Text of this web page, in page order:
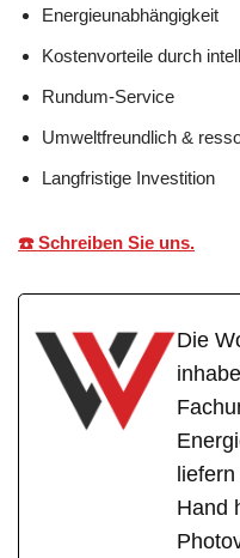
Energieunabhängigkeit
Kostenvorteile durch
Rundum-Service
Umweltfreundlich &
Langfristige Investition
☎️ Schreiben Sie uns.
Die
Hand